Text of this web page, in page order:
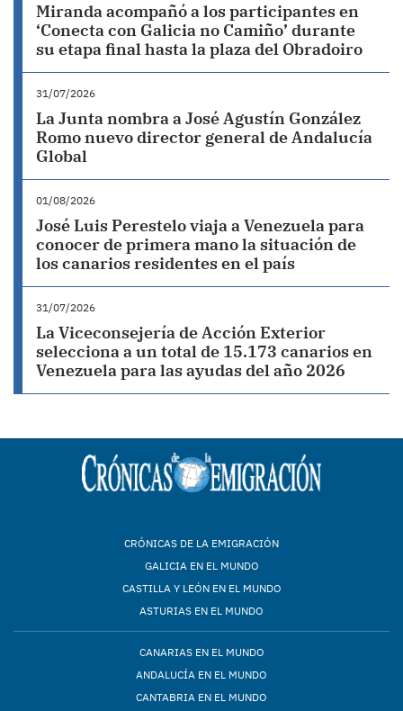
Miranda acompañó a los participantes en
‘Conecta con Galicia no Camiño’ durante
su etapa final hasta la plaza del Obradoiro
31/07/2026
La Junta nombra a José Agustín González
Romo nuevo director general de Andalucía
Global
01/08/2026
José Luis Perestelo viaja a Venezuela para
conocer de primera mano la situación de
los canarios residentes en el país
31/07/2026
La Viceconsejería de Acción Exterior
selecciona a un total de 15.173 canarios en
Venezuela para las ayudas del año 2026
CRÓNICAS DE LA EMIGRACIÓN
GALICIA EN EL MUNDO
CASTILLA Y LEÓN EN EL MUNDO
ASTURIAS EN EL MUNDO
CANARIAS EN EL MUNDO
ANDALUCÍA EN EL MUNDO
CANTABRIA EN EL MUNDO